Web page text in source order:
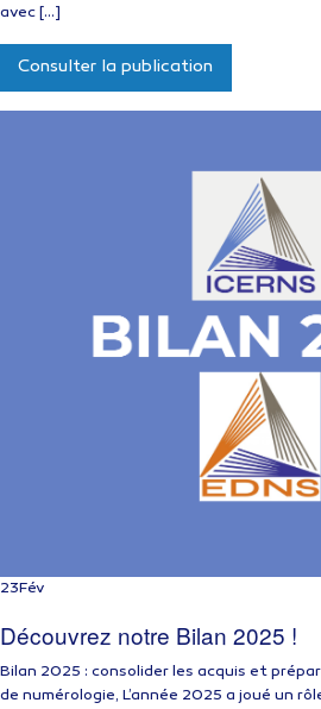
avec […]
Consulter la publication
23Fév
Découvrez notre Bilan 2025 !
Bilan 2025 : consolider les acquis et
de numérologie, L’année 2025 a joué un